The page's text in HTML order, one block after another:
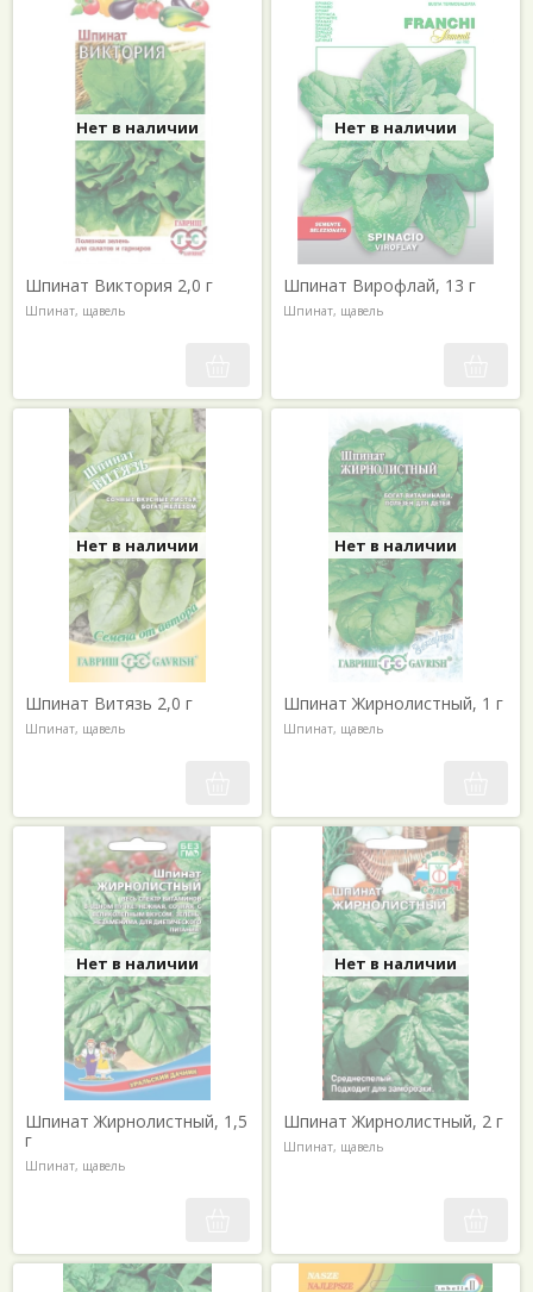
Нет в наличии
Шпинат Виктория 2,0 г
Шпинат, щавель
Нет в наличии
Шпинат Вирофлай, 13 г
Шпинат, щавель
Нет в наличии
Шпинат Витязь 2,0 г
Шпинат, щавель
Нет в наличии
Шпинат Жирнолистный, 1 г
Шпинат, щавель
Нет в наличии
Шпинат Жирнолистный, 1,5
г
Шпинат, щавель
Нет в наличии
Шпинат Жирнолистный, 2 г
Шпинат, щавель